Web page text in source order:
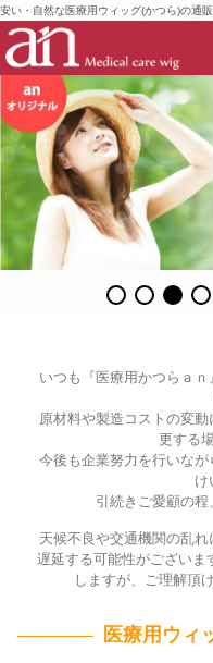
安い・自然な医療用ウィッグ(かつら)の通
いつも『医療用かつらａ
原材料や製造コストの変
更する
今後も企業努力を行いな
け
引続きご愛顧の程
天候不良や交通機関の乱
遅延する可能性がございま
しますが、ご理解頂
医療用ウィ